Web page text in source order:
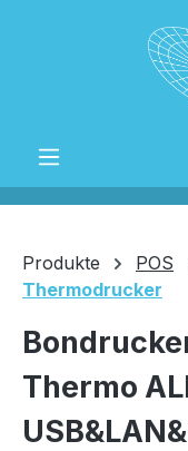
Zum Hauptinhalt
Produkte POS
Thermodrucker
Thermo